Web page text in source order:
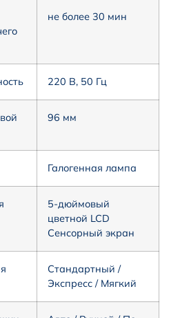
не более 30 мин
220 В, 50 Гц
96 мм
Галогенная лампа
5-дюймовый
цветной LCD
Сенсорный экран
Стандартный /
Экспресс / Мягкий